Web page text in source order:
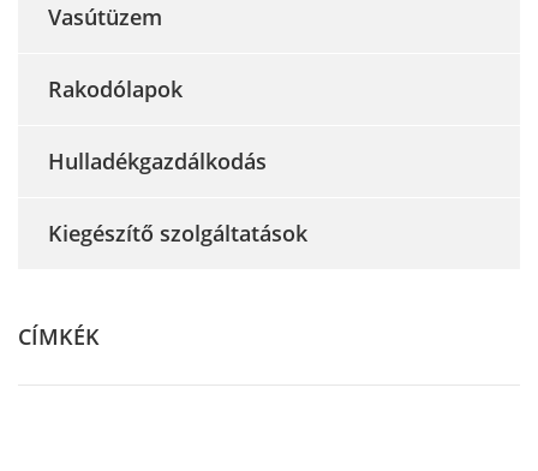
Vasútüzem
Rakodólapok
Hulladékgazdálkodás
Kiegészítő szolgáltatások
CÍMKÉK